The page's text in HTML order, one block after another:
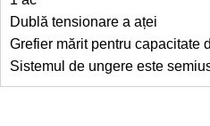
Dublă tensionare a aței
Grefier mărit pentru capacitate
Sistemul de ungere este